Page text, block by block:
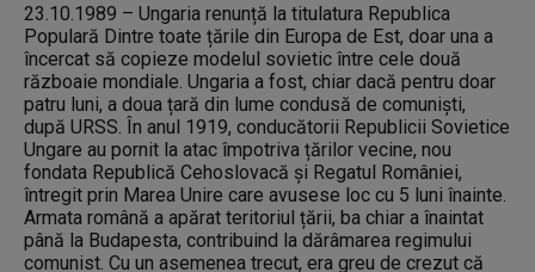
23.10.1989 – Ungaria renunță la titulatura Republica
Populară Dintre toate țările din Europa de Est, doar una a
încercat să copieze modelul sovietic între cele două
războaie mondiale. Ungaria a fost, chiar dacă pentru doar
patru luni, a doua țară din lume condusă de comuniști,
după URSS. În anul 1919, conducătorii Republicii Sovietice
Ungare au pornit la atac împotriva țărilor vecine, nou
fondata Republică Cehoslovacă și Regatul României,
întregit prin Marea Unire care avusese loc cu 5 luni înainte.
Armata română a apărat teritoriul țării, ba chiar a înaintat
până la Budapesta, contribuind la dărâmarea regimului
comunist. Cu un asemenea trecut, era greu de crezut că